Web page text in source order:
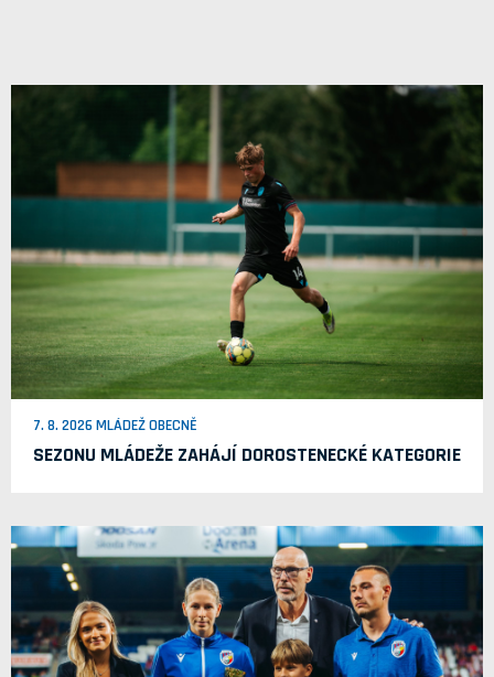
7. 8. 2026 MLÁDEŽ OBECNĚ
SEZONU MLÁDEŽE ZAHÁJÍ DOROSTENECKÉ KATEGORIE